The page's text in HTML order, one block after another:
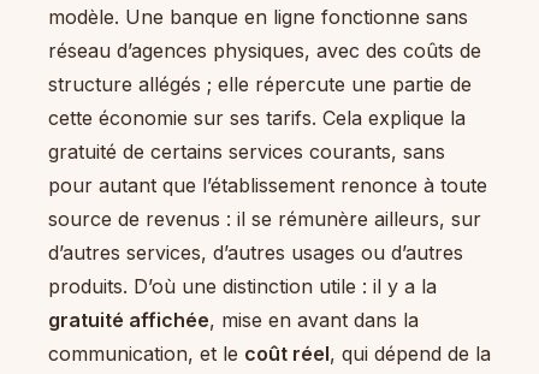
modèle. Une banque en ligne fonctionne sans
réseau d’agences physiques, avec des coûts de
structure allégés ; elle répercute une partie de
cette économie sur ses tarifs. Cela explique la
gratuité de certains services courants, sans
pour autant que l’établissement renonce à toute
source de revenus : il se rémunère ailleurs, sur
d’autres services, d’autres usages ou d’autres
produits. D’où une distinction utile : il y a la
gratuité affichée, mise en avant dans la
communication, et le coût réel, qui dépend de la